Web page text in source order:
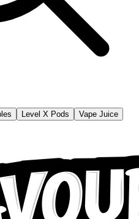
Level X Pods
Vape Juice